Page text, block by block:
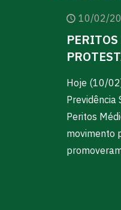
10/02/
Hoje (10/
Previdência
Peritos
movimento